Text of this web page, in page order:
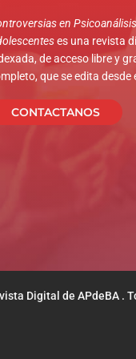
en
es una revista
de acceso libre y
que se edita desde
CONTACTANOS
Digital de APdeBA .